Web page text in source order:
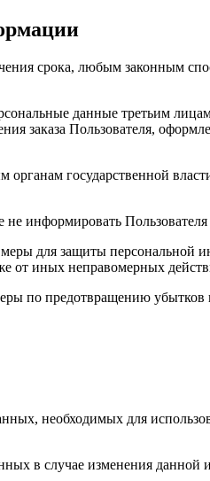
срока, любым законным
данные третьим
заказа Пользователя,
государственной
информировать
для защиты персональной
от иных неправомерных
по предотвращению
необходимых для
в случае изменения данной